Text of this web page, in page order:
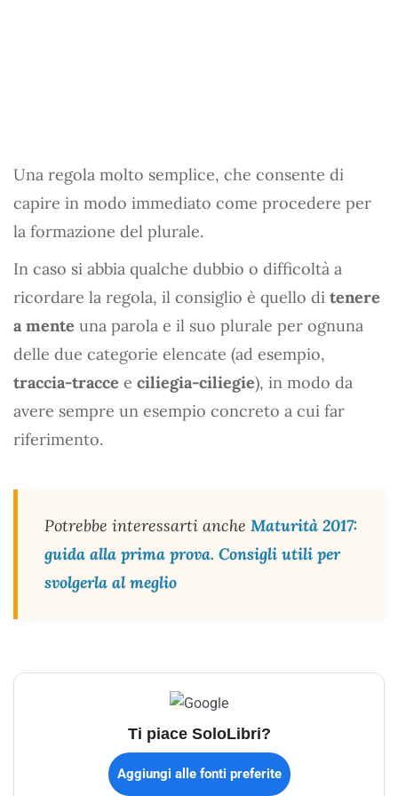
Una regola molto semplice, che consente di
capire in modo immediato come procedere per
la formazione del plurale.
In caso si abbia qualche dubbio o difficoltà a
ricordare la regola, il consiglio è quello di tenere
a mente una parola e il suo plurale per ognuna
delle due categorie elencate (ad esempio,
traccia-tracce e ciliegia-ciliegie), in modo da
avere sempre un esempio concreto a cui far
riferimento.
Potrebbe interessarti anche Maturità 2017:
guida alla prima prova. Consigli utili per
svolgerla al meglio
Ti piace SoloLibri?
Aggiungi alle fonti preferite